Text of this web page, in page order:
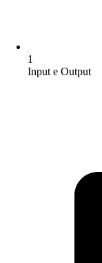
1
Input e Output